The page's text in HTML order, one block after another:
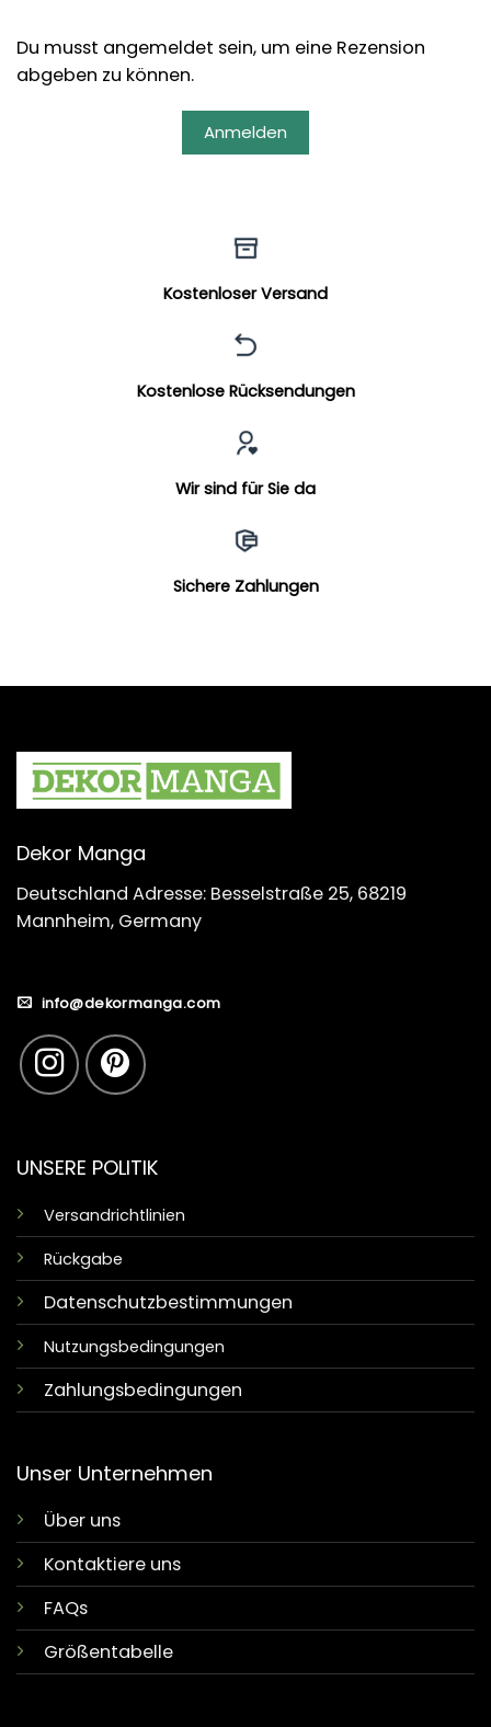
Du musst angemeldet sein, um eine Rezension
abgeben zu können.
Anmelden
Kostenloser Versand
Kostenlose Rücksendungen
Wir sind für Sie da
Sichere Zahlungen
Dekor Manga
Deutschland Adresse: Besselstraße 25, 68219
Mannheim, Germany
info@dekormanga.com
UNSERE POLITIK
Versandrichtlinien
Rückgabe
Datenschutzbestimmungen
Nutzungsbedingungen
Zahlungsbedingungen
Unser Unternehmen
Über uns
Kontaktiere uns
FAQs
Größentabelle